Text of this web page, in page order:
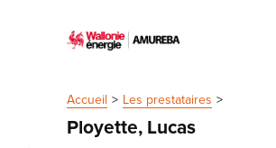
Accueil Les prestataires
Ployette, Lucas